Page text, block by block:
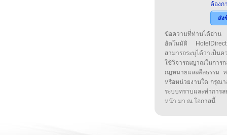
ต้องก
ส่ง
ข้อความที่ท่านได้อ่าน
อัตโนมัติ
สามารถระบุได้ว่าเป็น
ใช้วิจารณญาณในกา
กฎหมายและศีลธรรม
หรือหน่วยงานใด กรุณา
ระบบทราบและทำกา
หน้า มา ณ โอกาสนี้